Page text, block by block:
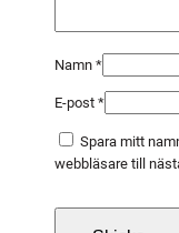
Namn *
E-post *
Spara mitt
webbläsare till